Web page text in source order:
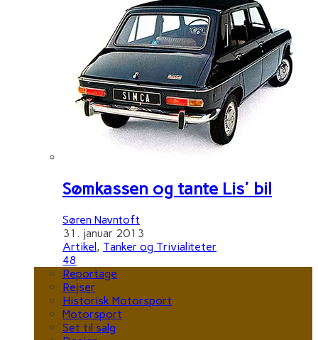
Sømkassen og tante Lis' bil
Søren Navntoft
31. januar 2013
Artikel, Tanker og Trivialiteter
48
Reportage
Rejser
Historisk Motorsport
Motorsport
Set til salg